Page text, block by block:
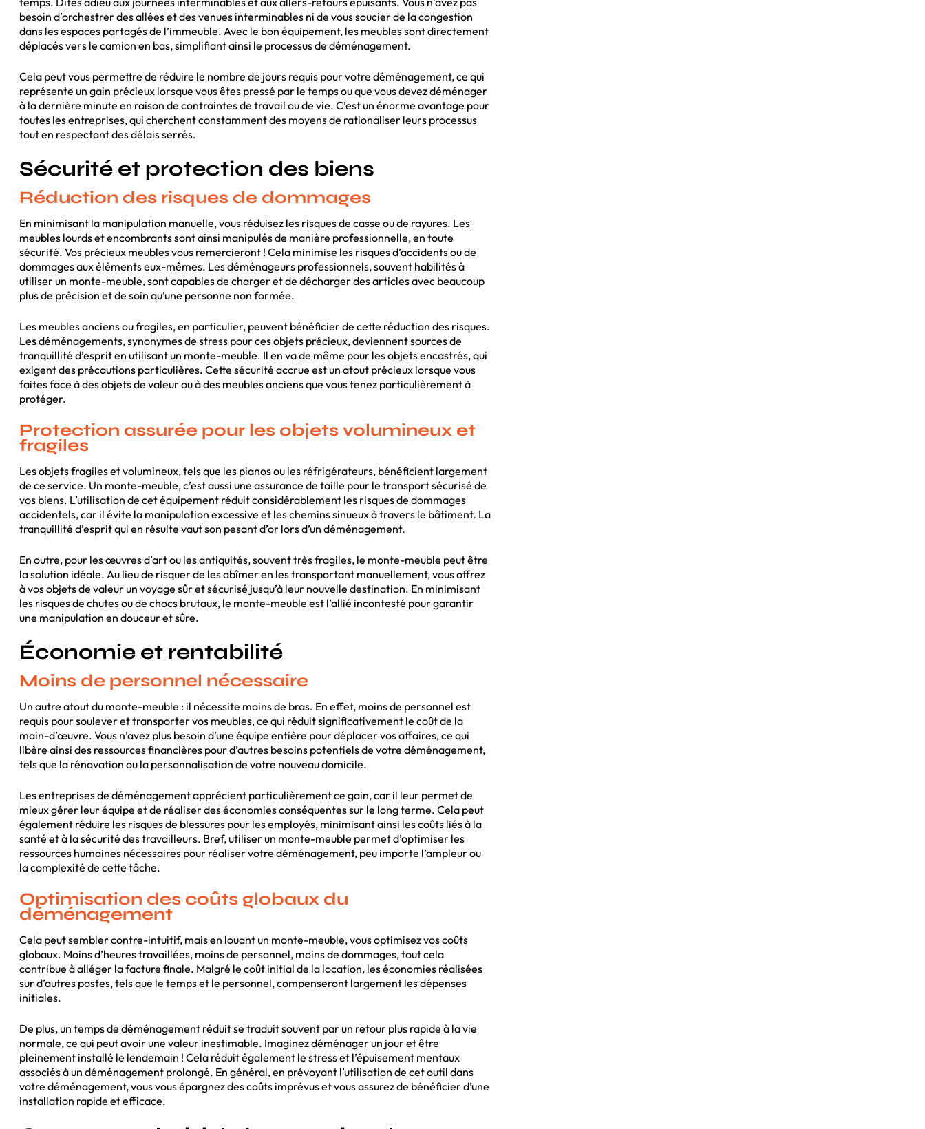
besoin d’orchestrer des allées et des venues interminables ni de vous soucier de la congestion
dans les espaces partagés de l’immeuble. Avec le bon équipement, les meubles sont directement
déplacés vers le camion en bas, simplifiant ainsi le processus de déménagement.
Cela peut vous permettre de réduire le nombre de jours requis pour votre déménagement, ce qui
représente un gain précieux lorsque vous êtes pressé par le temps ou que vous devez déménager
à la dernière minute en raison de contraintes de travail ou de vie. C’est un énorme avantage pour
toutes les entreprises, qui cherchent constamment des moyens de rationaliser leurs processus
tout en respectant des délais serrés.
Sécurité et protection des biens
Réduction des risques de dommages
En minimisant la manipulation manuelle, vous réduisez les risques de casse ou de rayures. Les
meubles lourds et encombrants sont ainsi manipulés de manière professionnelle, en toute
sécurité. Vos précieux meubles vous remercieront ! Cela minimise les risques d’accidents ou de
dommages aux éléments eux-mêmes. Les déménageurs professionnels, souvent habilités à
utiliser un monte-meuble, sont capables de charger et de décharger des articles avec beaucoup
plus de précision et de soin qu’une personne non formée.
Les meubles anciens ou fragiles, en particulier, peuvent bénéficier de cette réduction des risques.
Les déménagements, synonymes de stress pour ces objets précieux, deviennent sources de
tranquillité d’esprit en utilisant un monte-meuble. Il en va de même pour les objets encastrés, qui
exigent des précautions particulières. Cette sécurité accrue est un atout précieux lorsque vous
faites face à des objets de valeur ou à des meubles anciens que vous tenez particulièrement à
protéger.
Protection assurée pour les objets volumineux et
fragiles
Les objets fragiles et volumineux, tels que les pianos ou les réfrigérateurs, bénéficient largement
de ce service. Un monte-meuble, c’est aussi une assurance de taille pour le transport sécurisé de
vos biens. L’utilisation de cet équipement réduit considérablement les risques de dommages
accidentels, car il évite la manipulation excessive et les chemins sinueux à travers le bâtiment. La
tranquillité d’esprit qui en résulte vaut son pesant d’or lors d’un déménagement.
En outre, pour les œuvres d’art ou les antiquités, souvent très fragiles, le monte-meuble peut être
la solution idéale. Au lieu de risquer de les abîmer en les transportant manuellement, vous offrez
à vos objets de valeur un voyage sûr et sécurisé jusqu’à leur nouvelle destination. En minimisant
les risques de chutes ou de chocs brutaux, le monte-meuble est l’allié incontesté pour garantir
une manipulation en douceur et sûre.
Économie et rentabilité
Moins de personnel nécessaire
Un autre atout du monte-meuble : il nécessite moins de bras. En effet, moins de personnel est
requis pour soulever et transporter vos meubles, ce qui réduit significativement le coût de la
main-d’œuvre. Vous n’avez plus besoin d’une équipe entière pour déplacer vos affaires, ce qui
libère ainsi des ressources financières pour d’autres besoins potentiels de votre déménagement,
tels que la rénovation ou la personnalisation de votre nouveau domicile.
Les entreprises de déménagement apprécient particulièrement ce gain, car il leur permet de
mieux gérer leur équipe et de réaliser des économies conséquentes sur le long terme. Cela peut
également réduire les risques de blessures pour les employés, minimisant ainsi les coûts liés à la
santé et à la sécurité des travailleurs. Bref, utiliser un monte-meuble permet d’optimiser les
ressources humaines nécessaires pour réaliser votre déménagement, peu importe l’ampleur ou
la complexité de cette tâche.
Optimisation des coûts globaux du
déménagement
Cela peut sembler contre-intuitif, mais en louant un monte-meuble, vous optimisez vos coûts
globaux. Moins d’heures travaillées, moins de personnel, moins de dommages, tout cela
contribue à alléger la facture finale. Malgré le coût initial de la location, les économies réalisées
sur d’autres postes, tels que le temps et le personnel, compenseront largement les dépenses
initiales.
De plus, un temps de déménagement réduit se traduit souvent par un retour plus rapide à la vie
normale, ce qui peut avoir une valeur inestimable. Imaginez déménager un jour et être
pleinement installé le lendemain ! Cela réduit également le stress et l’épuisement mentaux
associés à un déménagement prolongé. En général, en prévoyant l’utilisation de cet outil dans
votre déménagement, vous vous épargnez des coûts imprévus et vous assurez de bénéficier d’une
installation rapide et efficace.